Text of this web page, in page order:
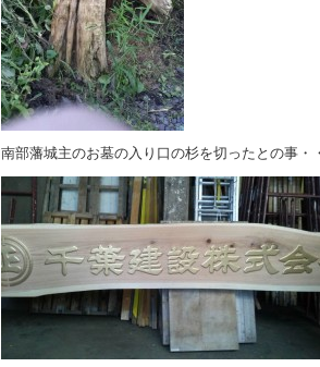
南部藩城主のお墓の入り口の杉を切ったとの事・